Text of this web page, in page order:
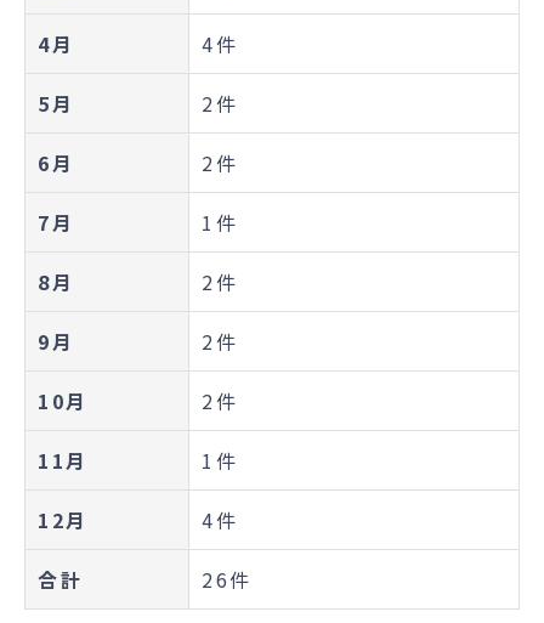
4月 4件
5月 2件
6月 2件
7月 1件
8月 2件
9月 2件
10月 2件
11月 1件
12月 4件
合計 26件